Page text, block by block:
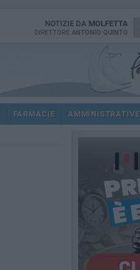
NOTIZIE DA MOLFETTA
DIRETTORE ANTONIO QUINTO
FARMACIE AMMINISTRATIVE